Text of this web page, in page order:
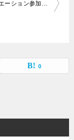
音楽レクリエーション参加者のやる気を引き出すチョットしたひと工夫
0